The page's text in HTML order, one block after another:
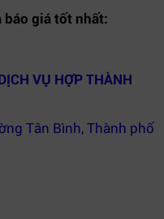
báo giá tốt nhất:
VỤ HỢP THÀNH
Tân Bình, Thành phố